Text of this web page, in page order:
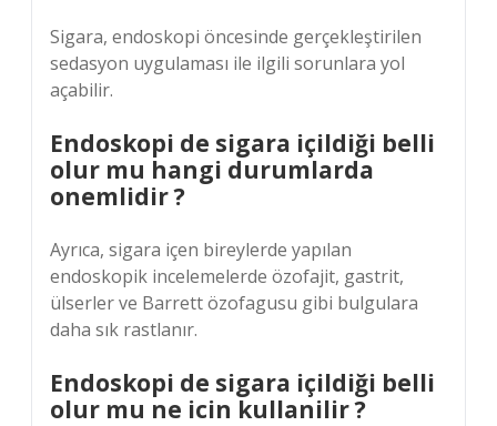
Sigara, endoskopi öncesinde gerçekleştirilen
sedasyon uygulaması ile ilgili sorunlara yol
açabilir.
Endoskopi de sigara içildiği belli
olur mu hangi durumlarda
onemlidir ?
Ayrıca, sigara içen bireylerde yapılan
endoskopik incelemelerde özofajit, gastrit,
ülserler ve Barrett özofagusu gibi bulgulara
daha sık rastlanır.
Endoskopi de sigara içildiği belli
olur mu ne icin kullanilir ?